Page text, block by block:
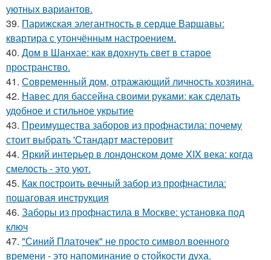
уютных вариантов.
39. Парижская элегантность в сердце Варшавы:
квартира с утончённым настроением.
40. Дом в Шанхае: как вдохнуть свет в старое
пространство.
41. Современный дом, отражающий личность хозяина.
42. Навес для бассейна своими руками: как сделать
удобное и стильное укрытие
43. Преимущества заборов из профнастила: почему
стоит выбрать 'Стандарт мастеровит
44. Яркий интерьер в лондонском доме XIX века: когда
смелость - это уют.
45. Как построить вечный забор из профнастила:
пошаговая инструкция
46. Заборы из профнастила в Москве: установка под
ключ
47. "Синий Платочек" не просто символ военного
времени - это напоминание о стойкости духа.